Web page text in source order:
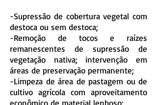
-Supressão de cobertura vegetal com
destoca ou sem destoca;
-Remoção de tocos e raízes
remanescentes de supressão de
vegetação nativa; intervenção em
áreas de preservação permanente;
-Limpeza de área de pastagem ou de
cultivo agrícola com aproveitamento
econômico de material lenhoso;